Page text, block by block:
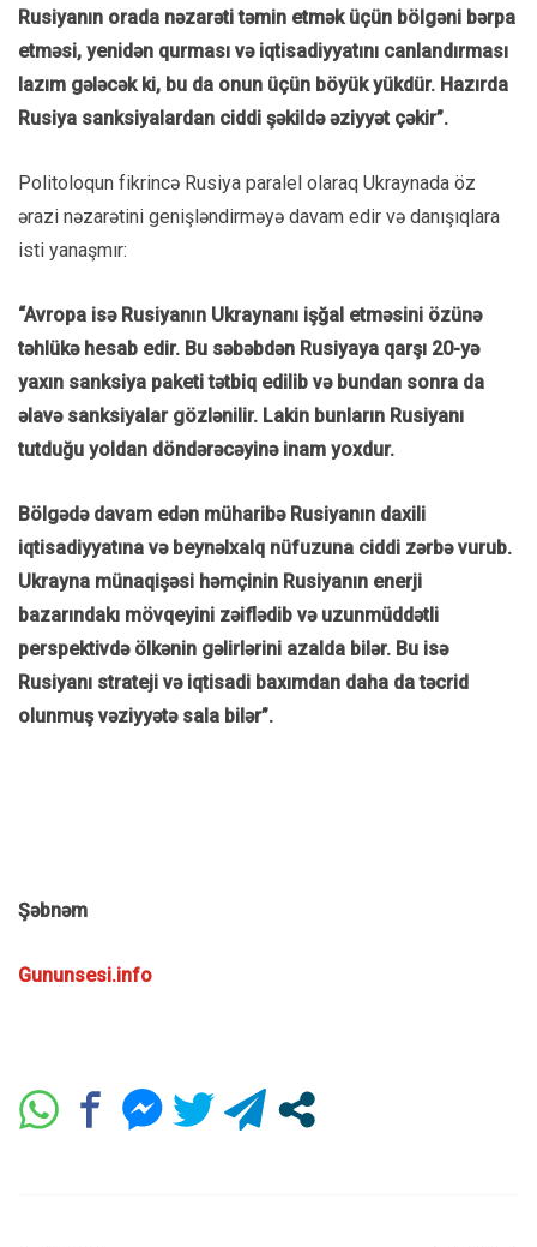
Rusiyanın orada nəzarəti təmin etmək üçün bölgəni bərpa
etməsi, yenidən qurması və iqtisadiyyatını canlandırması
lazım gələcək ki, bu da onun üçün böyük yükdür. Hazırda
Rusiya sanksiyalardan ciddi şəkildə əziyyət çəkir”.
Politoloqun fikrincə Rusiya paralel olaraq Ukraynada öz
ərazi nəzarətini genişləndirməyə davam edir və danışıqlara
isti yanaşmır:
“Avropa isə Rusiyanın Ukraynanı işğal etməsini özünə
təhlükə hesab edir. Bu səbəbdən Rusiyaya qarşı 20-yə
yaxın sanksiya paketi tətbiq edilib və bundan sonra da
əlavə sanksiyalar gözlənilir. Lakin bunların Rusiyanı
tutduğu yoldan döndərəcəyinə inam yoxdur.
Bölgədə davam edən müharibə Rusiyanın daxili
iqtisadiyyatına və beynəlxalq nüfuzuna ciddi zərbə vurub.
Ukrayna münaqişəsi həmçinin Rusiyanın enerji
bazarındakı mövqeyini zəiflədib və uzunmüddətli
perspektivdə ölkənin gəlirlərini azalda bilər. Bu isə
Rusiyanı strateji və iqtisadi baxımdan daha da təcrid
olunmuş vəziyyətə sala bilər”.
Şəbnəm
Gununsesi.info